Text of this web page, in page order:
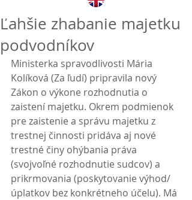
Ľahšie zhabanie majetku
podvodníkov
Ministerka spravodlivosti Mária
Kolíková (Za ľudí) pripravila nový
Zákon o výkone rozhodnutia o
zaistení majetku. Okrem podmienok
pre zaistenie a správu majetku z
trestnej činnosti pridáva aj nové
trestné činy ohýbania práva
(svojvoľné rozhodnutie sudcov) a
prikrmovania (poskytovanie výhod/
úplatkov bez konkrétneho účelu). Má